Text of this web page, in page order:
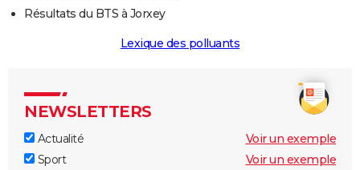
Résultats du BTS à Jorxey
Lexique des polluants
NEWSLETTERS
Actualité
Voir un exemple
Sport
Voir un exemple